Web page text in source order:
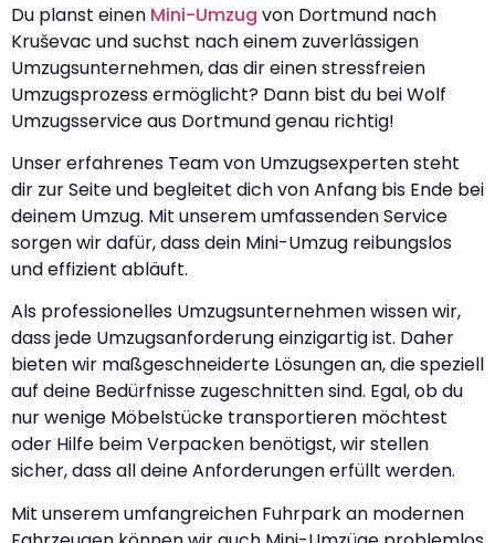
Du planst einen Mini-Umzug von Dortmund nach
Kruševac und suchst nach einem zuverlässigen
Umzugsunternehmen, das dir einen stressfreien
Umzugsprozess ermöglicht? Dann bist du bei Wolf
Umzugsservice aus Dortmund genau richtig!
Unser erfahrenes Team von Umzugsexperten steht
dir zur Seite und begleitet dich von Anfang bis Ende bei
deinem Umzug. Mit unserem umfassenden Service
sorgen wir dafür, dass dein Mini-Umzug reibungslos
und effizient abläuft.
Als professionelles Umzugsunternehmen wissen wir,
dass jede Umzugsanforderung einzigartig ist. Daher
bieten wir maßgeschneiderte Lösungen an, die speziell
auf deine Bedürfnisse zugeschnitten sind. Egal, ob du
nur wenige Möbelstücke transportieren möchtest
oder Hilfe beim Verpacken benötigst, wir stellen
sicher, dass all deine Anforderungen erfüllt werden.
Mit unserem umfangreichen Fuhrpark an modernen